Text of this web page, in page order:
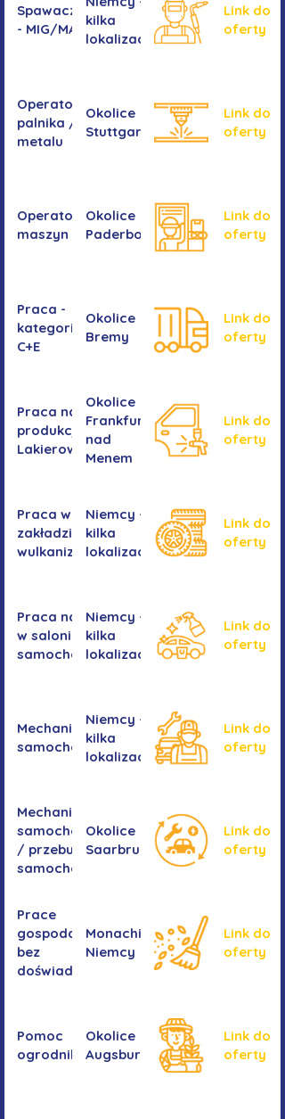
Spawacz/spawaczka
- MIG/MAG/TIG
kilka
lokalizacji
Link do
oferty
Operator/operatorka
palnika / Cięcie
metalu
Okolice
Stuttgartu
Link do
oferty
Operator/operatorka
maszyn CNC
Okolice
Paderborn
Link do
oferty
Praca -
kategoria
C+E
Okolice
Bremy
Link do
oferty
Praca na
produkcji -
Lakierowanie
Okolice
Frankfurtu
nad
Menem
Link do
oferty
Praca w
zakładzie
wulkanizacyjnym
Niemcy -
kilka
lokalizacji
Link do
oferty
Praca na myjni
w salonie
samochodowym
Niemcy -
kilka
lokalizacji
Link do
oferty
Mechanika
samochodowa
Niemcy -
kilka
lokalizacji
Link do
oferty
Mechanika
samochodowa
/ przebudowa
samochodów
Okolice
Saarbrucken
Link do
oferty
Prace
gospodarcze -
bez
doświadczenia
Monachium,
Niemcy
Link do
oferty
Pomoc
ogrodnika
Okolice
Augsburga
Link do
oferty